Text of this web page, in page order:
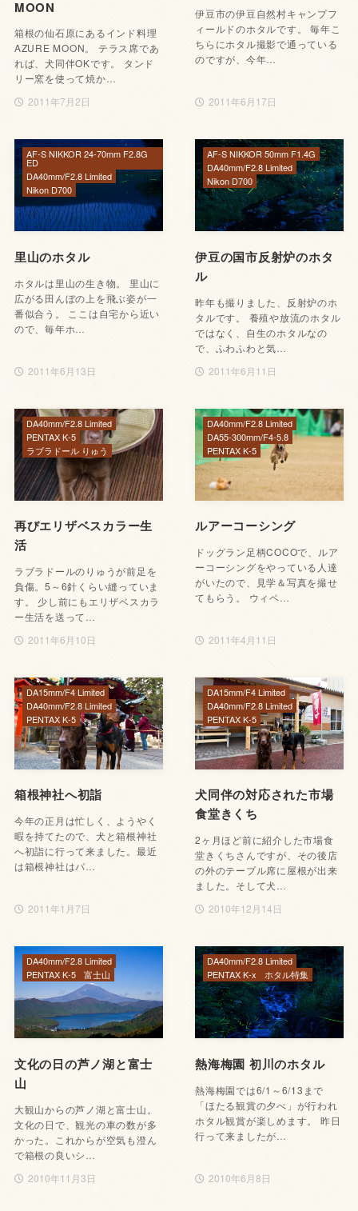
MOON
箱根の仙石原にあるインド料理
AZURE MOON。 テラス席であ
れば、犬同伴OKです。 タンド
リー窯を使って焼か…
2011年7月2日
伊豆市の伊豆自然村キャンプフ
ィールドのホタルです。 毎年こ
ちらにホタル撮影で通っている
のですが、今年…
2011年6月17日
里山のホタル
ホタルは里山の生き物。 里山に
広がる田んぼの上を飛ぶ姿が一
番似合う。 ここは自宅から近い
ので、毎年ホ…
2011年6月13日
AF-S NIKKOR 24-70mm F2.8G
ED
DA40mm/F2.8 Limited
Nikon D700
伊豆の国市反射炉のホタ
ル
昨年も撮りました、反射炉のホ
タルです。 養殖や放流のホタル
ではなく、自生のホタルなの
で、ふわふわと気…
2011年6月11日
AF-S NIKKOR 50mm F1.4G
DA40mm/F2.8 Limited
Nikon D700
再びエリザベスカラー生
活
ラブラドールのりゅうが前足を
負傷。5～6針くらい縫っていま
す。 少し前にもエリザベスカラ
ー生活を送って…
2011年6月10日
DA40mm/F2.8 Limited
PENTAX K-5
ラブラドール りゅう
ルアーコーシング
ドッグラン足柄COCOで、ルア
ーコーシングをやっている人達
がいたので、見学＆写真を撮せ
てもらう。 ウィペ…
2011年4月11日
DA40mm/F2.8 Limited
DA55-300mm/F4-5.8
PENTAX K-5
箱根神社へ初詣
今年の正月は忙しく、ようやく
暇を持てたので、犬と箱根神社
へ初詣に行って来ました。最近
は箱根神社はパ…
2011年1月7日
DA15mm/F4 Limited
DA40mm/F2.8 Limited
PENTAX K-5
犬同伴の対応された市場
食堂きくち
2ヶ月ほど前に紹介した市場食
堂きくちさんですが、その後店
の外のテーブル席に屋根が出来
ました。そして犬…
2010年12月14日
DA15mm/F4 Limited
DA40mm/F2.8 Limited
PENTAX K-5
文化の日の芦ノ湖と富士
山
大観山からの芦ノ湖と富士山。
文化の日で、観光の車の数が多
かった。これからが空気も澄ん
で箱根の良いシ…
2010年11月3日
DA40mm/F2.8 Limited
PENTAX K-5
富士山
熱海梅園 初川のホタル
熱海梅園では6/1～6/13まで
「ほたる観賞の夕べ」が行われ
ホタル観賞が楽しめます。 昨日
行って来ましたが…
2010年6月8日
DA40mm/F2.8 Limited
PENTAX K-x
ホタル特集